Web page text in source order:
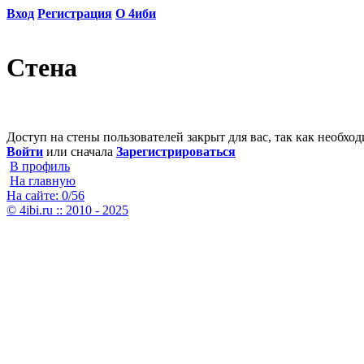
Вход Регистрация О 4иби
Стена
Доступ на стены пользователей закрыт для вас, так как
Войти или сначала Зарегистрироваться
В профиль
На главную
На сайте: 0/56
© 4ibi.ru :: 2010 - 2025